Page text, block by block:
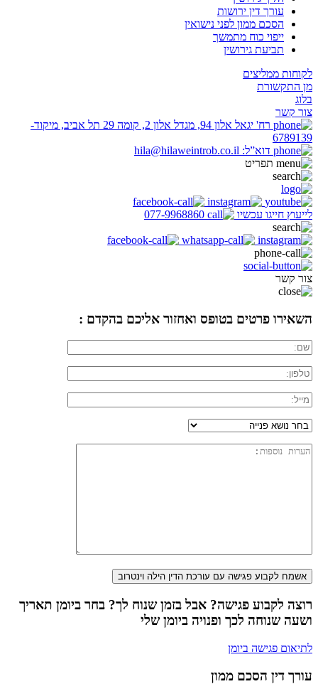
עורך דין ירושות
הסכם ממון לפני נישואין
ייפוי כוח מתמשך
תביעת גירושין
לקוחות ממליצים
מן התקשורת
בלוג
צור קשר
רח' יגאל אלון 94, מגדל אלון 2, קומה 29 תל אביב, מיקוד-
6789139
דוא”ל: hila@hilaweintrob.co.il
תפריט
לייעוץ חייגו עכשיו 077-9968860
צור קשר
השאירו פרטים בטופס ואחזור אליכם בהקדם :
רוצה לקבוע פגישה? אבל בזמן שנוח לך? בחר ביומן תאריך
ושעה שנוחה לכך ופנויה ביומן שלי
לתיאום פגישה ביומן
עורך דין הסכם ממון